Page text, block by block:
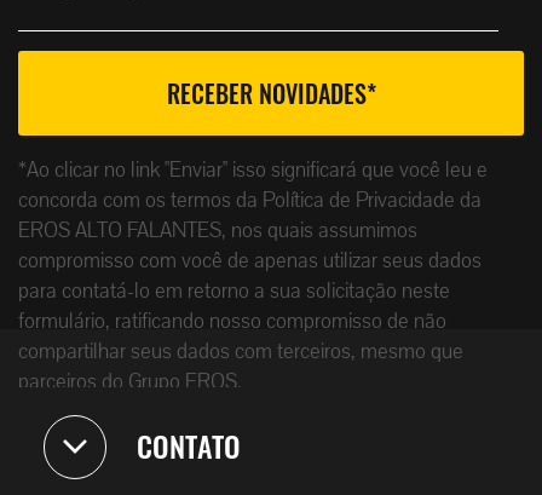
*Ao clicar no link "Enviar" isso significará que você leu e
concorda com os termos da Política de Privacidade da
EROS ALTO FALANTES, nos quais assumimos
compromisso com você de apenas utilizar seus dados
para contatá-lo em retorno a sua solicitação neste
formulário, ratificando nosso compromisso de não
compartilhar seus dados com terceiros, mesmo que
parceiros do Grupo EROS.
CONTATO